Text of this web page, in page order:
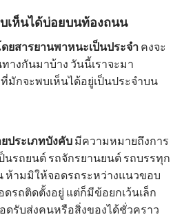
เห็นได้บ่อยบนท้องถนน
สารยานพาหนะเป็นประจำ คงจะ
างกันมาบ้าง วันนี้เราจะมา
มักจะพบเห็นได้อยู่เป็นประจำบน
ประเภทบังคับ มีความหมายถึงการ
นรถยนต์ รถจักรยานยนต์ รถบรรทุก
ห้ามมิให้จอดรถระหว่างแนวขอบ
ดรถติดตั้งอยู่ แต่ก็มีข้อยกเว้นเล็ก
รับส่งคนหรือสิ่งของได้ชั่วคราว